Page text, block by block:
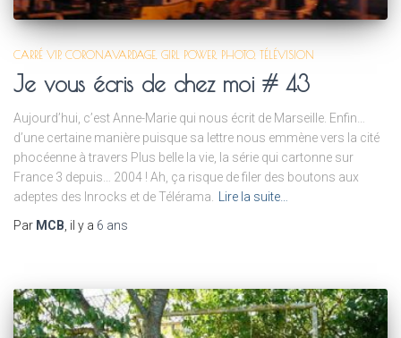
CARRÉ VIP CORONAVARDAGE GIRL POWER PHOTO TÉLÉVISION
Je vous écris de chez moi # 43
Aujourd’hui, c’est Anne-Marie qui nous écrit de Marseille. Enfin…
d’une certaine manière puisque sa lettre nous emmène vers la cité
phocéenne à travers Plus belle la vie, la série qui cartonne sur
France 3 depuis… 2004 ! Ah, ça risque de filer des boutons aux
adeptes des Inrocks et de Télérama.
Lire la suite…
Par MCB , il y a 6 ans